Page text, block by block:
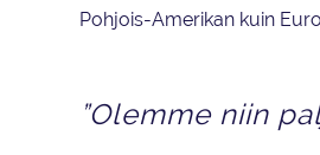
Pohjois-Amerikan kuin
”Olemme niin